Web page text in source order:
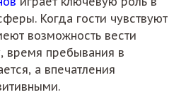
Когда гости чувствуют
возможность вести
время пребывания в
а впечатления